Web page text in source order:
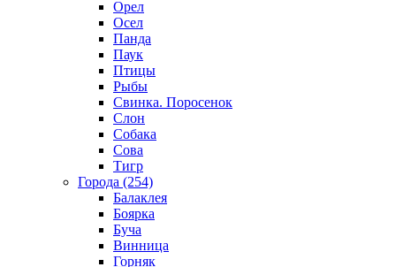
Орел
Осел
Панда
Паук
Птицы
Рыбы
Свинка. Поросенок
Слон
Собака
Сова
Тигр
Города (254)
Балаклея
Боярка
Буча
Винница
Горняк